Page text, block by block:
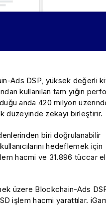
Ads DSP, yüksek değerli
kullanılan tam yığın
anda 420 milyon
düzeyinde zekayı birleştirir.
biri doğrulanabilir
hedeflemek için
hacmi ve 31.896 tüccar
üzere Blockchain-Ads
işlem hacmi yarattılar.